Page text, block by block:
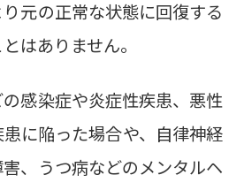
元の正常な状態に回復する
はありません。
感染症や炎症性疾患、悪性
に陥った場合や、自律神経
、うつ病などのメンタルヘ